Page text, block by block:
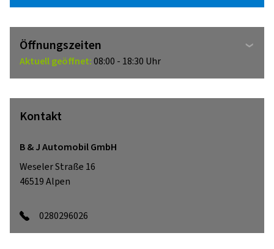
Öffnungszeiten
Aktuell geöffnet:08:00 - 18:30 Uhr
Kontakt
B & J Automobil GmbH
Weseler Straße 16
46519Alpen
0280296026